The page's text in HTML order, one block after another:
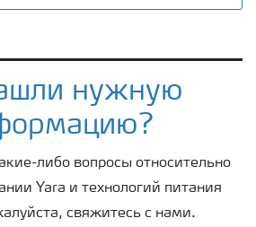
нужную
либо вопросы относительно
Yara и технологий питания
свяжитесь с нами.